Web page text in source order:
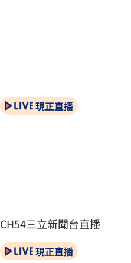
現正直播
CH54三立新聞台直播
現正直播